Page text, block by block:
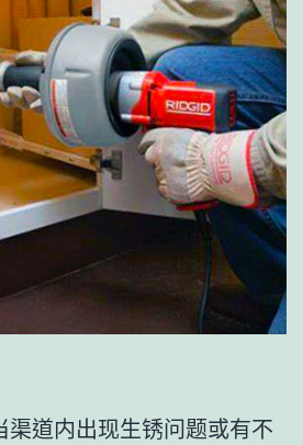
渠道内出现生锈问题或有不